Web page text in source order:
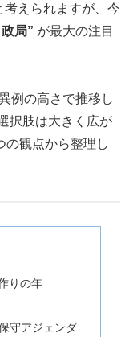
考えられますが、今
局” が最大の注目
例の高さで推移し
択肢は大きく広が
の観点から整理し
りの年
守アジェンダ